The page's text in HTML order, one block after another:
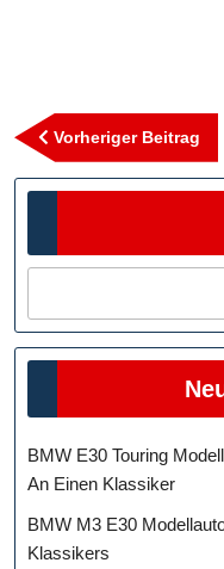
Vorheriger Beitrag
BMW E30 Touring
An Einen Klassiker
BMW M3 E30
Klassikers